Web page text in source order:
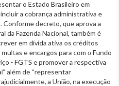
o Estado Brasileiro em
a cobrança administrativa e
Conforme decreto, que aprova a
da Fazenda Nacional, também é
em dívida ativa os créditos
e encargos para com o Fundo
- FGTS e promover a respectiva
além de “representar
a União, na execução